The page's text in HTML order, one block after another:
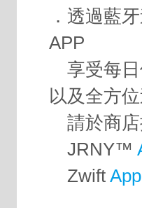
．透過藍
APP
享受每日
以及全方
請於商店
JRNY™
Zwift